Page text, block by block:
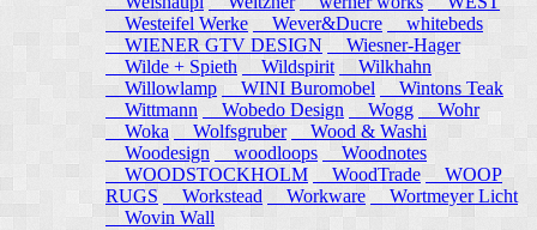
Westeifel Werke
Wever&Ducre
whitebeds
WIENER GTV DESIGN
Wiesner-Hager
Wilde + Spieth
Wildspirit
Wilkhahn
Willowlamp
WINI Buromobel
Wintons Teak
Wittmann
Wobedo Design Wogg
Wohr
Woka
Wolfsgruber
Wood & Washi
Woodesign
woodloops
Woodnotes
WOODSTOCKHOLM
WoodTrade
WOOP
RUGS
Workstead Workware
Wortmeyer Licht
Wovin Wall